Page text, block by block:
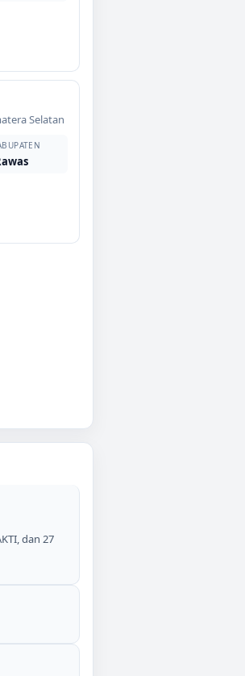
Selatan
dan 27